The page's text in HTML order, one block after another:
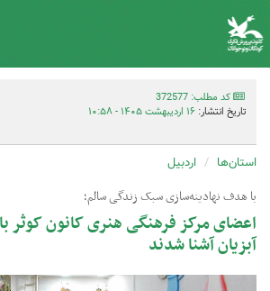
کد مطلب: 372577
تاریخ انتشار: ۱۶ اردیبهشت ۱۴۰۵ - ۱۰:۵۸
استان‌ها اردبیل
با هدف نهادینه‌سازی سبک زندگی سالم؛
اعضای مرکز فرهنگی هنری کانون کوثر
آبزیان آشنا شدند